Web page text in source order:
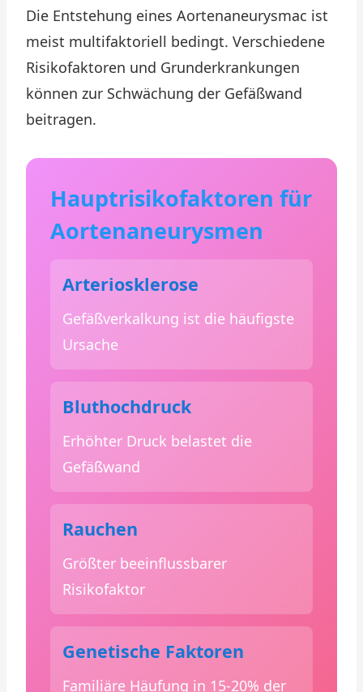
Die Entstehung eines Aortenaneurysmас ist
meist multifaktoriell bedingt. Verschiedene
Risikofaktoren und Grunderkrankungen
können zur Schwächung der Gefäßwand
beitragen.
Hauptrisikofaktoren für
Aortenaneurysmen
Arteriosklerose
Gefäßverkalkung ist die häufigste
Ursache
Bluthochdruck
Erhöhter Druck belastet die
Gefäßwand
Rauchen
Größter beeinflussbarer
Risikofaktor
Genetische Faktoren
Familiäre Häufung in 15-20% der